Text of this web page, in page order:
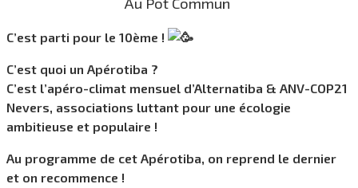
C’est parti pour le 10ème !
C’est quoi un Apérotiba ?
C’est l’apéro-climat mensuel d’Alternatiba & ANV-COP21
Nevers, associations luttant pour une écologie
ambitieuse et populaire !
Au programme de cet Apérotiba, on reprend le dernier
et on recommence !